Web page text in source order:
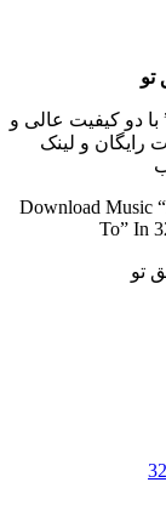
تو
با دو کیفیت عالی و
بصورت رایگان و لینک
Download Music
To” In